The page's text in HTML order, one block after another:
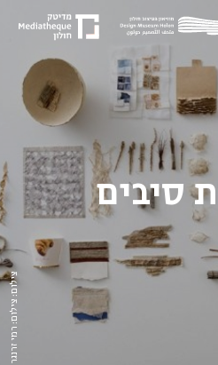
סיבים
צילום: צילום: רמי זרנגר